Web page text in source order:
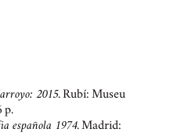
2015. Rubí: Museu
p.
española 1974. Madrid: